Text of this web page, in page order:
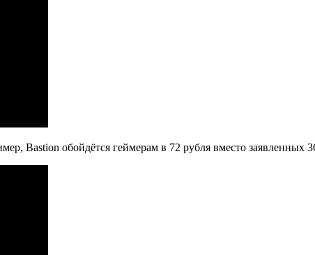
Bastion обойдётся геймерам в 72 рубля вместо заявленных